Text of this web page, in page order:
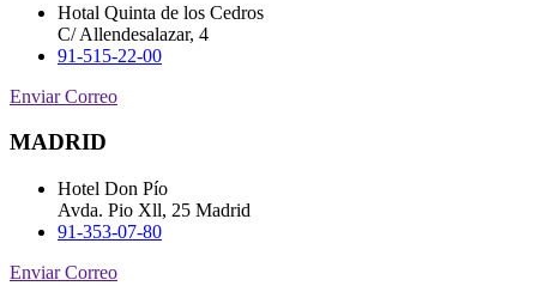
Hotal Quinta de los Cedros
C/ Allendesalazar, 4
91-515-22-00
Enviar Correo
MADRID
Hotel Don Pío
Avda. Pio Xll, 25 Madrid
91-353-07-80
Enviar Correo